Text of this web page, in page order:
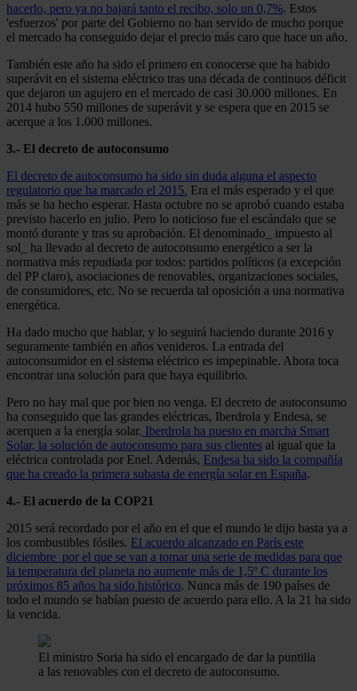
hacerlo, pero ya no bajará tanto el recibo, solo un 0,7%. Estos
'esfuerzos' por parte del Gobierno no han servido de mucho porque
el mercado ha conseguido dejar el precio más caro que hace un año.
También este año ha sido el primero en conocerse que ha habido
superávit en el sistema eléctrico tras una década de continuos déficit
que dejaron un agujero en el mercado de casi 30.000 millones. En
2014 hubo 550 millones de superávit y se espera que en 2015 se
acerque a los 1.000 millones.
3.- El decreto de autoconsumo
El decreto de autoconsumo ha sido sin duda alguna el aspecto
regulatorio que ha marcado el 2015. Era el más esperado y el que
más se ha hecho esperar. Hasta octubre no se aprobó cuando estaba
previsto hacerlo en julio. Pero lo noticioso fue el escándalo que se
montó durante y tras su aprobación. El denominado_ impuesto al
sol_ ha llevado al decreto de autoconsumo energético a ser la
normativa más repudiada por todos: partidos políticos (a excepción
del PP claro), asociaciones de renovables, organizaciones sociales,
de consumidores, etc. No se recuerda tal oposición a una normativa
energética.
Ha dado mucho que hablar, y lo seguirá haciendo durante 2016 y
seguramente también en años venideros. La entrada del
autoconsumidor en el sistema eléctrico es impepinable. Ahora toca
encontrar una solución para que haya equilibrio.
Pero no hay mal que por bien no venga. El decreto de autoconsumo
ha conseguido que las grandes eléctricas, Iberdrola y Endesa, se
acerquen a la energía solar. Iberdrola ha puesto en marcha Smart
Solar, la solución de autoconsumo para sus clientes al igual que la
eléctrica controlada por Enel. Además, Endesa ha sido la compañía
que ha creado la primera subasta de energía solar en España.
4.- El acuerdo de la COP21
2015 será recordado por el año en el que el mundo le dijo basta ya a
los combustibles fósiles. El acuerdo alcanzado en París este
diciembre por el que se van a tomar una serie de medidas para que
la temperatura del planeta no aumente más de 1,5º C durante los
próximos 85 años ha sido histórico. Nunca más de 190 países de
todo el mundo se habían puesto de acuerdo para ello. A la 21 ha sido
la vencida.
El ministro Soria ha sido el encargado de dar la puntilla
a las renovables con el decreto de autoconsumo.